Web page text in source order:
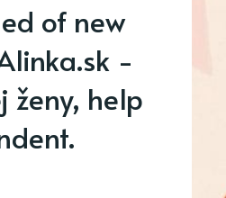
of new
-
ženy, help